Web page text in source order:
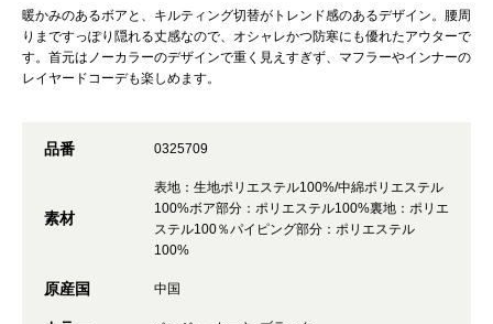
暖かみのあるボアと、キルティング切替がトレンド感のあるデザイン。腰周
りまですっぽり隠れる丈感なので、オシャレかつ防寒にも優れたアウターで
す。首元はノーカラーのデザインで重く見えすぎず、マフラーやインナーの
レイヤードコーデも楽しめます。
品番 0325709
素材
表地：生地ポリエステル100%/中綿ポリエステル
100%ボア部分：ポリエステル100%裏地：ポリエ
ステル100％パイピング部分：ポリエステル
100%
原産国 中国